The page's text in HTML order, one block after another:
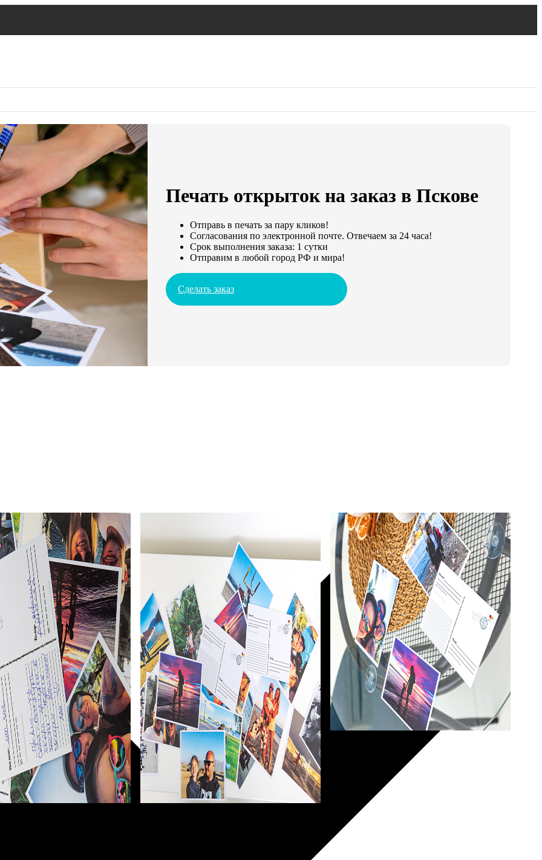
Печать открыток на заказ в Пскове
Отправь в печать за пару кликов!
Согласования по электронной почте. Отвечаем за 24 часа!
Срок выполнения заказа: 1 сутки
Отправим в любой город РФ и мира!
Сделать заказ